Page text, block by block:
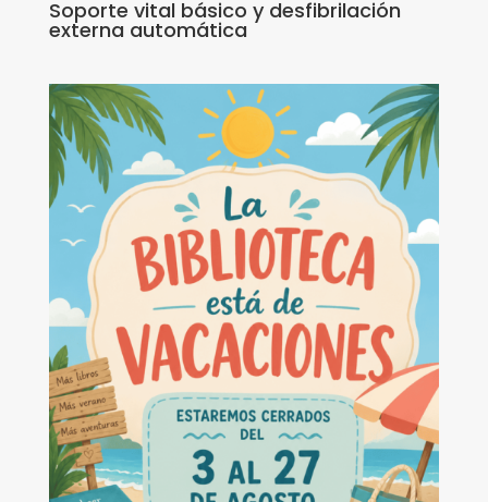
Soporte vital básico y desfibrilación
externa automática